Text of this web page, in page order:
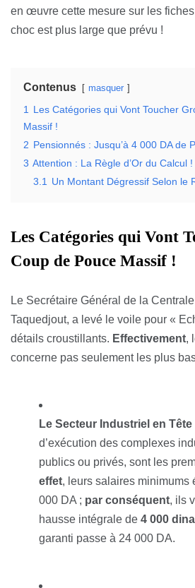
en œuvre cette mesure sur les
choc est plus large que prévu !
Contenus masquer
1
Les Catégories qui Vont Toucher
Massif !
2 Pensionnés : Jusqu’à 4 000 DA de
3 Attention : La Règle d’Or du Calcul !
3.1
Un Montant Dégressif Selon le
Les Catégories qui Vont
Coup de Pouce Massif !
Le Secrétaire Général de la
Taquedjout, a levé le voile pour «
détails croustillants. Effectivement,
concerne pas seulement les plus
Le Secteur Industriel en Tête
d’exécution des complexes
publics ou privés, sont les
effet, leurs salaires minimums
000 DA ; par conséquent, ils
hausse intégrale de 4 000
garanti passe à 24 000 DA.